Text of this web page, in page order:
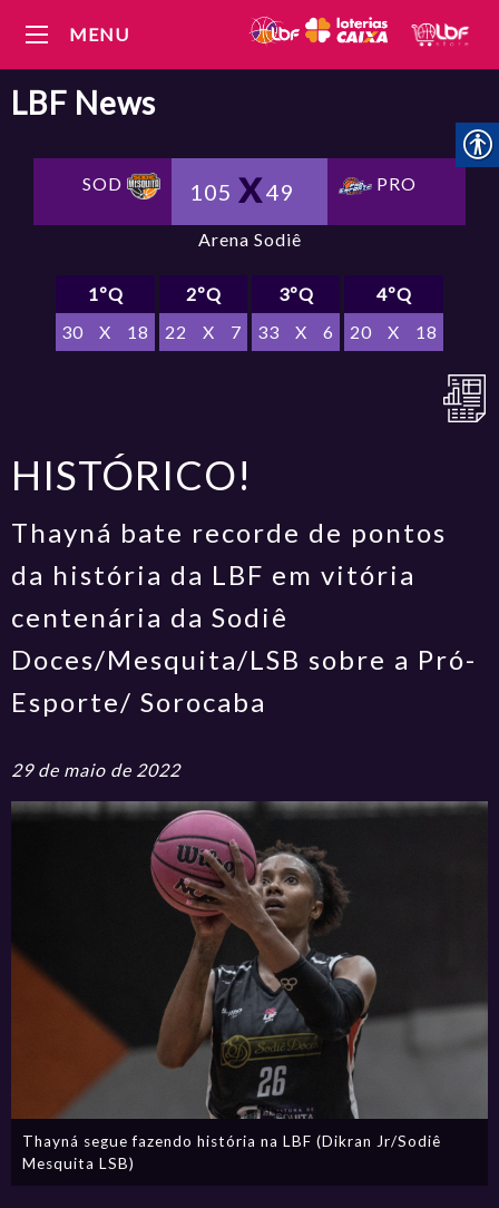
MENU
LBF News
SOD 105 49 PRO
Arena Sodiê
1ºQ
30
X 18
2ºQ
22
X 7
3ºQ
33
X 6
4ºQ
20
X 18
HISTÓRICO!
Thayná bate recorde de pontos
da história da LBF em vitória
centenária da Sodiê
Doces/Mesquita/LSB sobre a Pró-
Esporte/ Sorocaba
29 de maio de 2022
Thayná segue fazendo história na LBF (Dikran Jr/Sodiê
Mesquita LSB)